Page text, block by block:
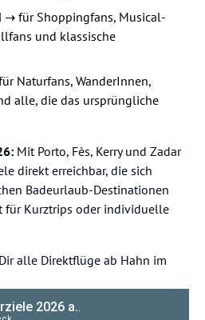
→ für Shoppingfans, Musical-
und klassische
Naturfans, WanderInnen,
alle, die das ursprüngliche
Mit Porto, Fès, Kerry und Zadar
direkt erreichbar, die sich
Badeurlaub-Destinationen
für Kurztrips oder individuelle
alle Direktflüge ab Hahn im